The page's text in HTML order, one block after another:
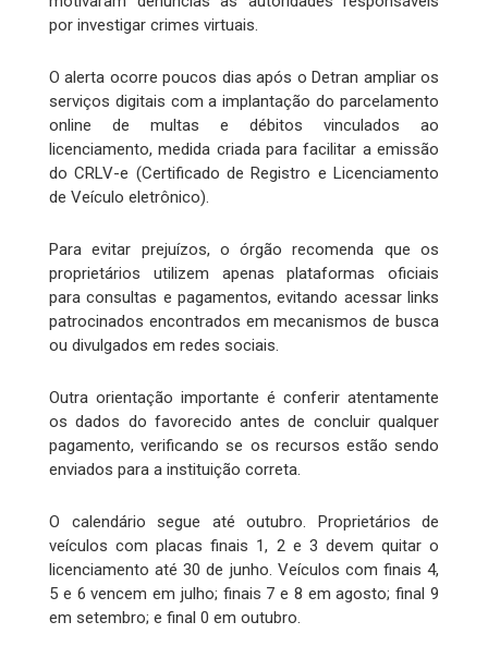
por investigar crimes virtuais.
O alerta ocorre poucos dias após o Detran ampliar os
serviços digitais com a implantação do parcelamento
online de multas e débitos vinculados ao
licenciamento, medida criada para facilitar a emissão
do CRLV-e (Certificado de Registro e Licenciamento
de Veículo eletrônico).
Para evitar prejuízos, o órgão recomenda que os
proprietários utilizem apenas plataformas oficiais
para consultas e pagamentos, evitando acessar links
patrocinados encontrados em mecanismos de busca
ou divulgados em redes sociais.
Outra orientação importante é conferir atentamente
os dados do favorecido antes de concluir qualquer
pagamento, verificando se os recursos estão sendo
enviados para a instituição correta.
O calendário segue até outubro. Proprietários de
veículos com placas finais 1, 2 e 3 devem quitar o
licenciamento até 30 de junho. Veículos com finais 4,
5 e 6 vencem em julho; finais 7 e 8 em agosto; final 9
em setembro; e final 0 em outubro.